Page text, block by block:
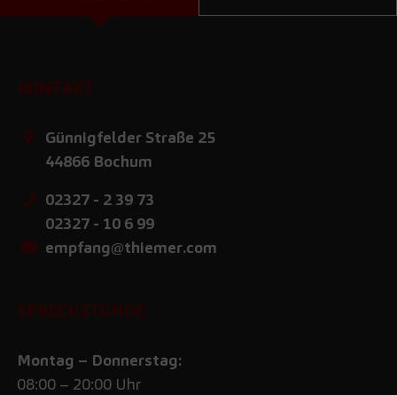
KONTAKT
Günnigfelder Straße 25
44866 Bochum
02327 - 2 39 73
02327 - 10 6 99
empfang@thiemer.com
SPRECHSTUNDE
Montag – Donnerstag:
08:00 – 20:00 Uhr